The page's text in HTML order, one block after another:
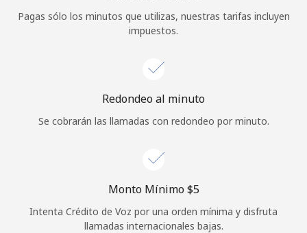
Pagas sólo los minutos que utilizas, nuestras tarifas incluyen
impuestos.
Redondeo al minuto
Se cobrarán las llamadas con redondeo por minuto.
Monto Mínimo ⁦$5⁩
Intenta Crédito de Voz por una orden mínima y disfruta
llamadas internacionales bajas.